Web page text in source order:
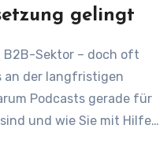
gelingt
an der langfristigen
Podcasts gerade für
und wie Sie mit Hilfe…